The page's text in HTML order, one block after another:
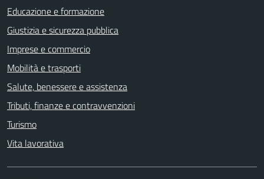
Educazione e formazione
Giustizia e sicurezza pubblica
Imprese e commercio
Mobilità e trasporti
Salute, benessere e assistenza
Tributi, finanze e contravvenzioni
Turismo
Vita lavorativa